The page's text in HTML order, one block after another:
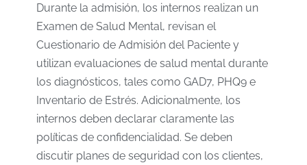
Durante la admisión, los internos realizan un
Examen de Salud Mental, revisan el
Cuestionario de Admisión del Paciente y
utilizan evaluaciones de salud mental durante
los diagnósticos, tales como GAD7, PHQ9 e
Inventario de Estrés. Adicionalmente, los
internos deben declarar claramente las
políticas de confidencialidad. Se deben
discutir planes de seguridad con los clientes,